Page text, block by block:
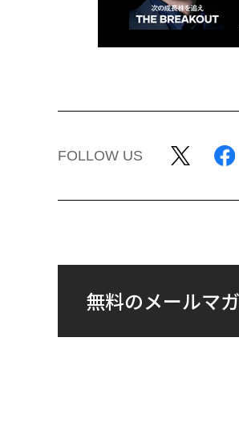
FOLLOW US
無料のメールマ